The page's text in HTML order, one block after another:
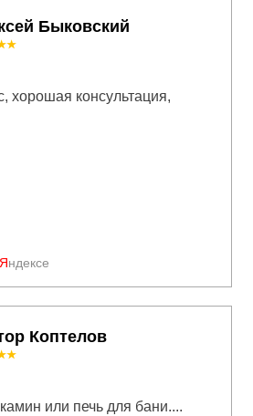
Быковский
Яндексе
хорошая консультация,
или печь для бани....
Коптелов